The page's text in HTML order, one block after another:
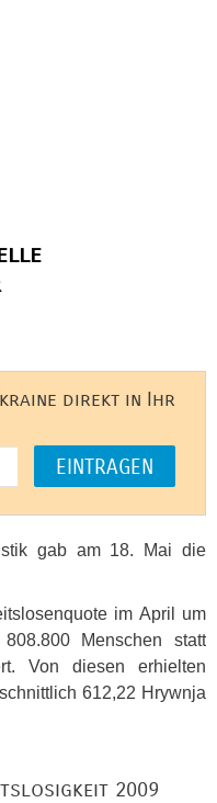
direkt in Ihr
gab am 18. Mai die
im April um
Menschen statt
Von diesen erhielten
612,22 Hrywnja
2009